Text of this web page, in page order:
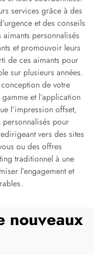
services grâce à des
et des conseils
personnalisés
et promouvoir leurs
de ces aimants pour
sur plusieurs années.
de votre
et l’application
l’impression offset,
pour
vers des sites
ou des offres
traditionnel à une
l’engagement et
nouveaux